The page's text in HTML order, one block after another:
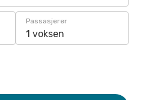
Passasjerer
1 voksen